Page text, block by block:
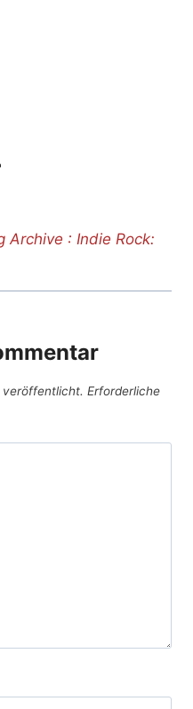
Archive : Indie Rock:
veröffentlicht. Erforderliche